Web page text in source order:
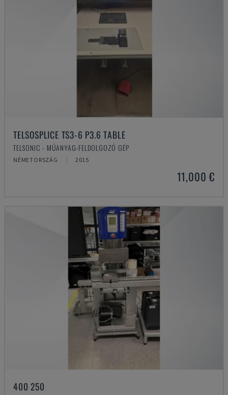
TELSOSPLICE TS3-6 P3.6 TABLE
TELSONIC - MŰANYAG-FELDOLGOZÓ GÉP
NÉMETORSZÁG 2015
11,000 €
400 250